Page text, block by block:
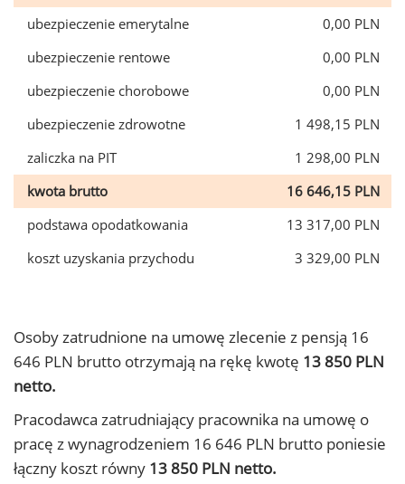
ubezpieczenie emerytalne
0,00 PLN
ubezpieczenie rentowe
0,00 PLN
ubezpieczenie chorobowe
0,00 PLN
ubezpieczenie zdrowotne
1 498,15 PLN
zaliczka na PIT
1 298,00 PLN
kwota brutto
16 646,15 PLN
podstawa opodatkowania
13 317,00 PLN
koszt uzyskania przychodu
3 329,00 PLN
Osoby zatrudnione na umowę zlecenie z pensją 16
646 PLN brutto otrzymają na rękę kwotę 13 850 PLN
netto.
Pracodawca zatrudniający pracownika na umowę o
pracę z wynagrodzeniem 16 646 PLN brutto poniesie
łączny koszt równy 13 850 PLN netto.